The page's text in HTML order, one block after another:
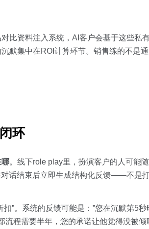
比资料注入系统，AI客户会基于这些私
默集中在ROI计算环节。销售练的不是
环
哪。线下role play里，扮演客户的人可能
话结束后立即生成结构化反馈——不是
”。系统的反馈可能是：”您在沉默第5
程需要半年，您的承诺让他觉得没被